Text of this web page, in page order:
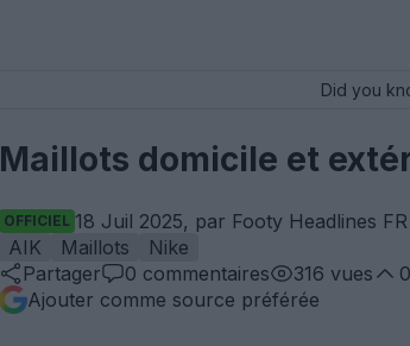
Did you
Maillots domicile et
OFFICIEL 18 Juil 2025, par Footy Headlines FR
AIK
Maillots
Nike
Partager
0 commentaires 316 vues 0
Ajouter comme source préférée